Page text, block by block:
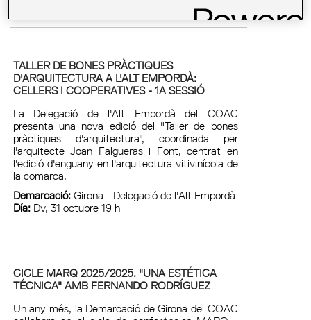
TALLER DE BONES PRÀCTIQUES
D'ARQUITECTURA A L'ALT EMPORDÀ:
CELLERS I COOPERATIVES - 1A SESSIÓ
La Delegació de l'Alt Empordà del COAC
presenta una nova edició del "Taller de bones
pràctiques d'arquitectura", coordinada per
l'arquitecte Joan Falgueras i Font, centrat en
l'edició d'enguany en l'arquitectura vitivinícola de
la comarca.
Demarcació:Girona - Delegació de l'Alt Empordà
Día: Dv, 31 octubre 19 h
CICLE MARQ 2025/2025. "UNA ESTÉTICA
TÉCNICA" AMB FERNANDO RODRÍGUEZ
Un any més, la Demarcació de Girona del COAC